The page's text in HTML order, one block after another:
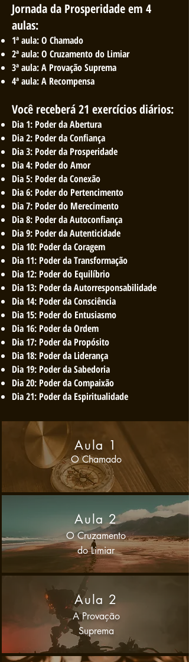
Jornada da Prosperidade em 4
aulas:
1ª aula: O Chamado
2ª aula: O Cruzamento do Limiar
3ª aula: A Provação Suprema
4ª aula: A Recompensa
Você receberá 21 exercícios diários:​
Dia 1: Poder da Abertura
Dia 2: Poder da Confiança
Dia 3:​ Poder da Prosperidade
Dia 4: Poder do Amor
Dia 5: Poder da Conexão
Dia 6: Poder do Pertencimento
Dia 7: Poder do Merecimento
Dia 8: Poder da Autoconfiança
Dia 9: Poder da Autenticidade
Dia 10: Poder da Coragem
Dia 11:​ Poder da Transformação
Dia 12: Poder do Equilíbrio
Dia 13: Poder da Autorresponsabilidade
Dia 14: Poder da Consciência
Dia 15: Poder do Entusiasmo
Dia 16: Poder da Ordem
Dia 17: Poder da Propósito
Dia 18: Poder da Liderança
Dia 19: Poder da Sabedoria
Dia 20: Poder da Compaixão
Dia 21: Poder da Espiritualidade
Aula 1
O Chamado
Aula 2
O Cruzamento
do Limiar
Aula 2
A Provação
Suprema